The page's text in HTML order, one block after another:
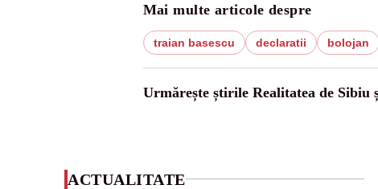
Mai multe articole despre
traian basescu declaratii bolojan
Urmărește știrile Realitatea de Sibiu
ACTUALITATE